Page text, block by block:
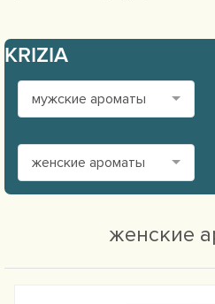
KRIZIA
мужские ароматы
женские ароматы
женские